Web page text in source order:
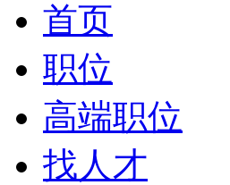
首页
职位
高端职位
找人才